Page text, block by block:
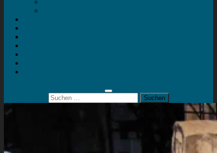
Suchen
nach: